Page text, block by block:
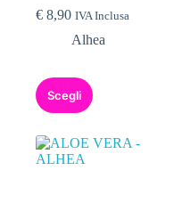
€ 8,90 IVA Inclusa
Alhea
Scegli